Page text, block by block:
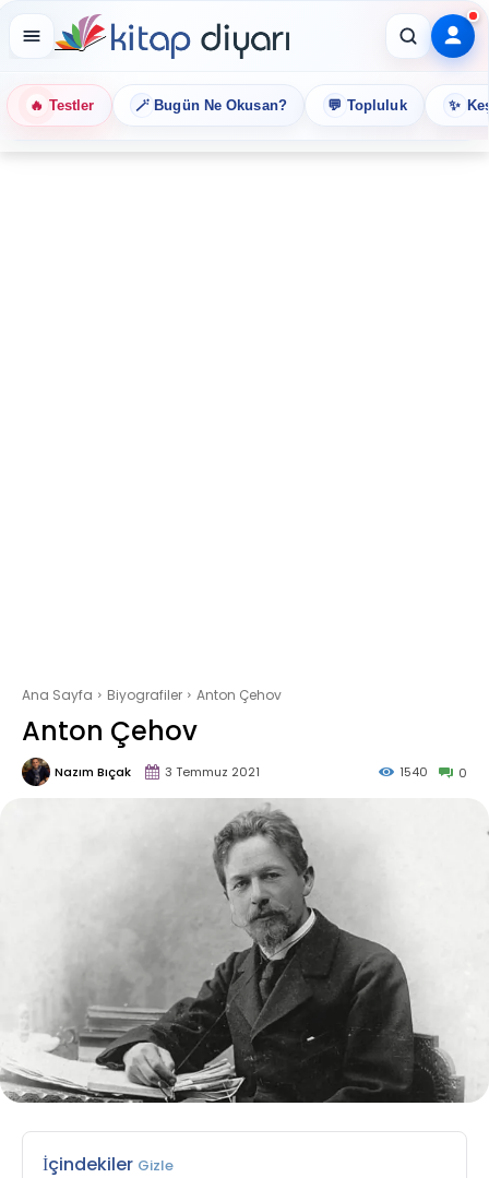
🔥 Testler 🪄 Bugün Ne Okusan? 💬 Topluluk ✨
Ana Sayfa Biyografiler Anton Çehov
Anton Çehov
Nazım Bıçak 3 Temmuz 2021 0
1540
İçindekiler Gizle